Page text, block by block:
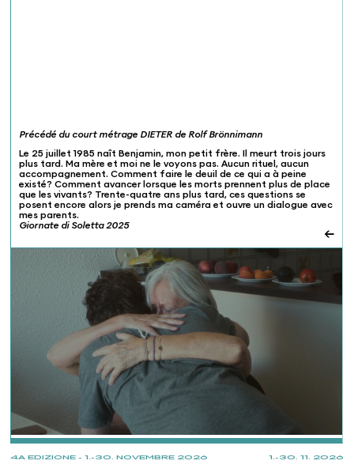
1.-30. 11. 2026
4A EDIZIONE - 1.-30. NOVEMBRE 2026
Précédé du court métrage DIETER de Rolf Brönnimann
Le 25 juillet 1985 naît Benjamin, mon petit frère. Il meurt trois jours
plus tard. Ma mère et moi ne le voyons pas. Aucun rituel, aucun
accompagnement. Comment faire le deuil de ce qui a à peine
existé? Comment avancer lorsque les morts prennent plus de place
que les vivants? Trente-quatre ans plus tard, ces questions se
posent encore alors je prends ma caméra et ouvre un dialogue avec
mes parents.
Giornate di Soletta 2025
←